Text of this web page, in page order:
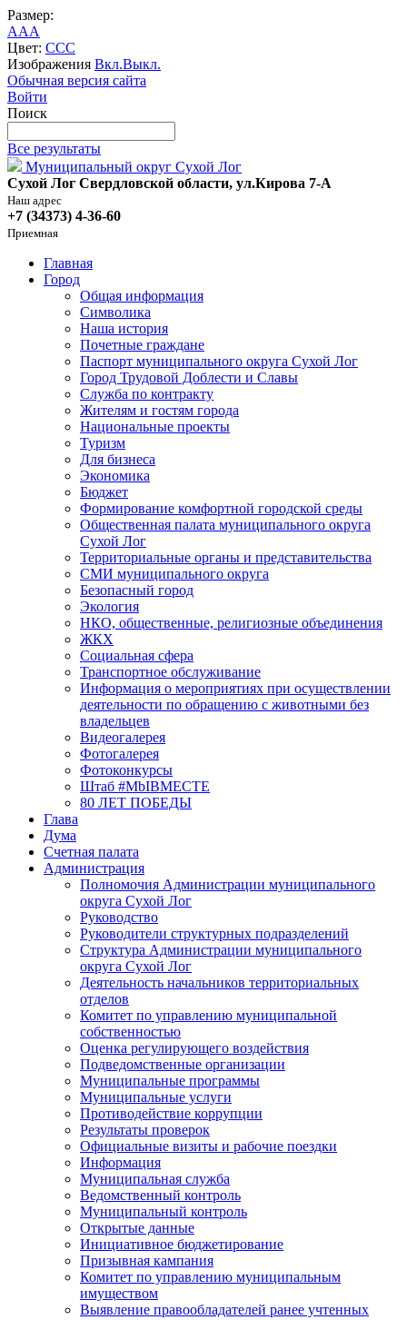
Размер:
AAA
Цвет: CCC
Изображения Вкл.Выкл.
Обычная версия сайта
Войти
Поиск
Все результаты
Муниципальный округ Сухой Лог
Сухой Лог Свердловской области, ул.Кирова 7-А
Наш адрес
+7 (34373) 4-36-60
Приемная
Главная
Город
Общая информация
Символика
Наша история
Почетные граждане
Паспорт муниципального округа Сухой Лог
Город Трудовой Доблести и Славы
Служба по контракту
Жителям и гостям города
Национальные проекты
Туризм
Для бизнеса
Экономика
Бюджет
Формирование комфортной городской среды
Общественная палата муниципального округа
Сухой Лог
Территориальные органы и представительства
СМИ муниципального округа
Безопасный город
Экология
НКО, общественные, религиозные объединения
ЖКХ
Социальная сфера
Транспортное обслуживание
Информация о мероприятиях при осуществлении
деятельности по обращению с животными без
владельцев
Видеогалерея
Фотогалерея
Фотоконкурсы
Штаб #MbIBMECTE
80 ЛЕТ ПОБЕДЫ
Глава
Дума
Счетная палата
Администрация
Полномочия Администрации муниципального
округа Сухой Лог
Руководство
Руководители структурных подразделений
Структура Администрации муниципального
округа Сухой Лог
Деятельность начальников территориальных
отделов
Комитет по управлению муниципальной
собственностью
Оценка регулирующего воздействия
Подведомственные организации
Муниципальные программы
Муниципальные услуги
Противодействие коррупции
Результаты проверок
Официальные визиты и рабочие поездки
Информация
Муниципальная служба
Ведомственный контроль
Муниципальный контроль
Открытые данные
Инициативное бюджетирование
Призывная кампания
Комитет по управлению муниципальным
имуществом
Выявление правообладателей ранее учтенных